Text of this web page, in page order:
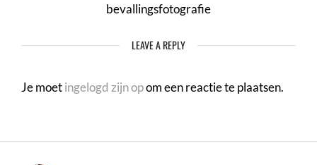
bevallingsfotografie
LEAVE A REPLY
Je moetingelogd zijn opom een reactie te plaatsen.